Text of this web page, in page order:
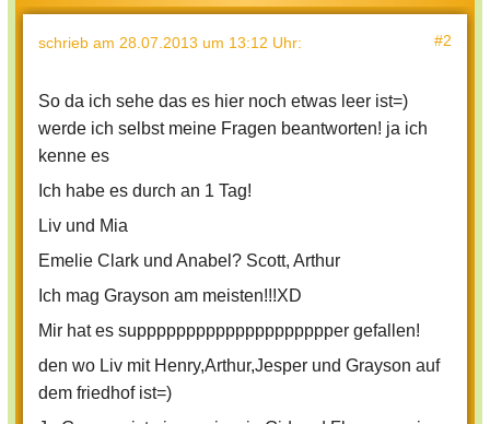
schrieb am 28.07.2013 um 13:12 Uhr: #2
So da ich sehe das es hier noch etwas leer ist=)
werde ich selbst meine Fragen beantworten! ja ich
kenne es
Ich habe es durch an 1 Tag!
Liv und Mia
Emelie Clark und Anabel? Scott, Arthur
Ich mag Grayson am meisten!!!XD
Mir hat es supppppppppppppppppppper gefallen!
den wo Liv mit Henry,Arthur,Jesper und Grayson auf
dem friedhof ist=)